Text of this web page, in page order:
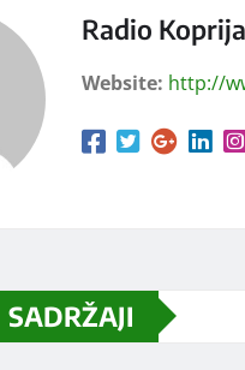
Radio
Website: http://